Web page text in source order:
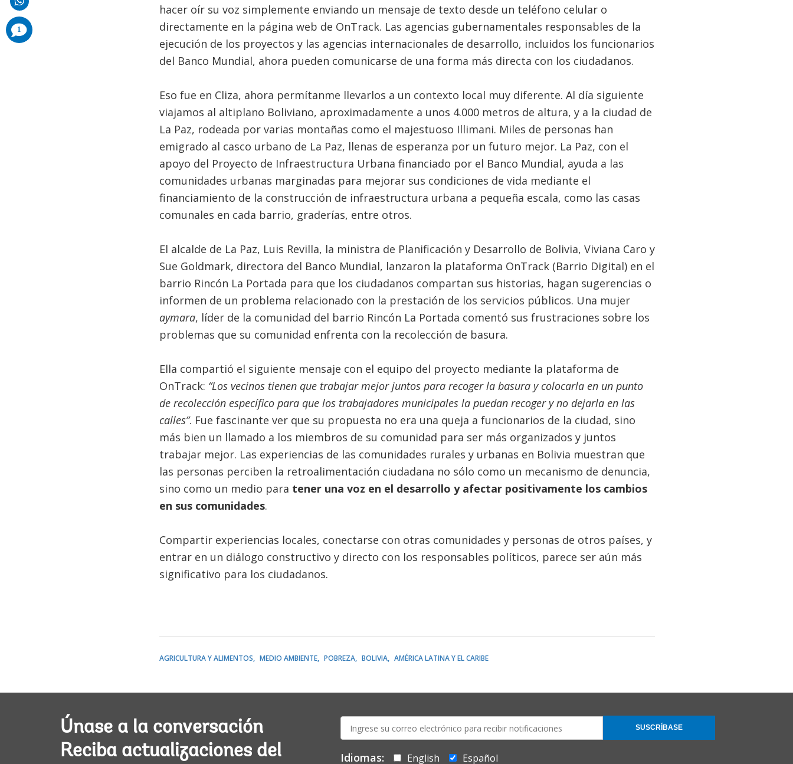
hacer oír su voz simplemente enviando un mensaje de texto desde un teléfono celular o
directamente en la página web de OnTrack. Las agencias gubernamentales responsables de la
ejecución de los proyectos y las agencias internacionales de desarrollo, incluidos los funcionarios
del Banco Mundial, ahora pueden comunicarse de una forma más directa con los ciudadanos.
Eso fue en Cliza, ahora permítanme llevarlos a un contexto local muy diferente. Al día siguiente
viajamos al altiplano Boliviano, aproximadamente a unos 4.000 metros de altura, y a la ciudad de
La Paz, rodeada por varias montañas como el majestuoso Illimani. Miles de personas han
emigrado al casco urbano de La Paz, llenas de esperanza por un futuro mejor. La Paz, con el
apoyo del Proyecto de Infraestructura Urbana financiado por el Banco Mundial, ayuda a las
comunidades urbanas marginadas para mejorar sus condiciones de vida mediante el
financiamiento de la construcción de infraestructura urbana a pequeña escala, como las casas
comunales en cada barrio, graderías, entre otros.
El alcalde de La Paz, Luis Revilla, la ministra de Planificación y Desarrollo de Bolivia, Viviana Caro y
Sue Goldmark, directora del Banco Mundial, lanzaron la plataforma OnTrack (Barrio Digital) en el
barrio Rincón La Portada para que los ciudadanos compartan sus historias, hagan sugerencias o
informen de un problema relacionado con la prestación de los servicios públicos. Una mujer
aymara, líder de la comunidad del barrio Rincón La Portada comentó sus frustraciones sobre los
problemas que su comunidad enfrenta con la recolección de basura.
Ella compartió el siguiente mensaje con el equipo del proyecto mediante la plataforma de
OnTrack: “Los vecinos tienen que trabajar mejor juntos para recoger la basura y colocarla en un punto
de recolección específico para que los trabajadores municipales la puedan recoger y no dejarla en las
calles”. Fue fascinante ver que su propuesta no era una queja a funcionarios de la ciudad, sino
más bien un llamado a los miembros de su comunidad para ser más organizados y juntos
trabajar mejor. Las experiencias de las comunidades rurales y urbanas en Bolivia muestran que
las personas perciben la retroalimentación ciudadana no sólo como un mecanismo de denuncia,
sino como un medio para tener una voz en el desarrollo y afectar positivamente los cambios
en sus comunidades.
Compartir experiencias locales, conectarse con otras comunidades y personas de otros países, y
entrar en un diálogo constructivo y directo con los responsables políticos, parece ser aún más
significativo para los ciudadanos.
AGRICULTURA Y ALIMENTOS MEDIO AMBIENTE POBREZA BOLIVIA AMÉRICA LATINA Y EL CARIBE
Únase a la conversación
Reciba actualizaciones del
mail:
Idiomas: English Español
SUSCRÍBASE
1
comments
added